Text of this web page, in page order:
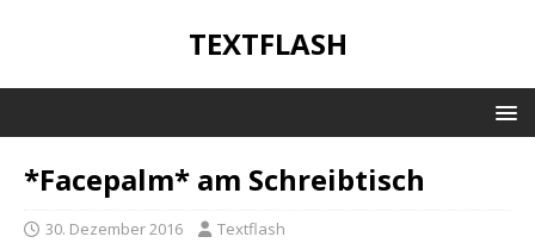
TEXTFLASH
*Facepalm* am Schreibtisch
30. Dezember 2016 Textflash